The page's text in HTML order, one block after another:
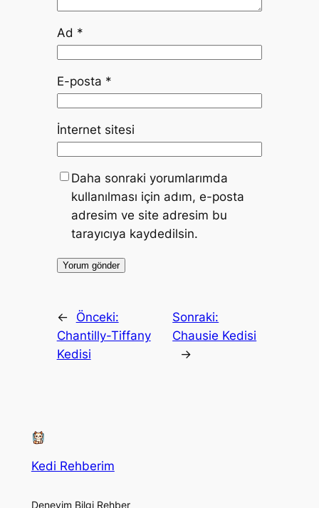
Ad *
E-posta *
İnternet sitesi
Daha sonraki yorumlarımda
kullanılması için adım, e-posta
adresim ve site adresim bu
tarayıcıya kaydedilsin.
←
Önceki:
Chantilly-Tiffany
Kedisi
Sonraki:
Chausie Kedisi
→
Kedi Rehberim
Deneyim Bilgi Rehber